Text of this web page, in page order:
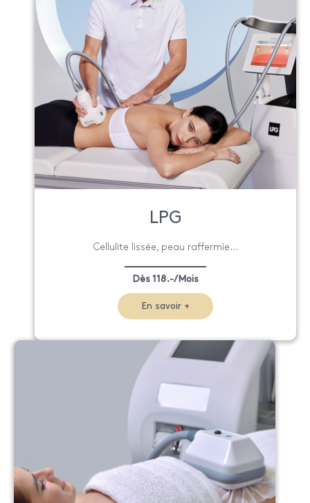
LPG
Cellulite lissée, peau raffermie...
Dès 118.-/Mois
En savoir +